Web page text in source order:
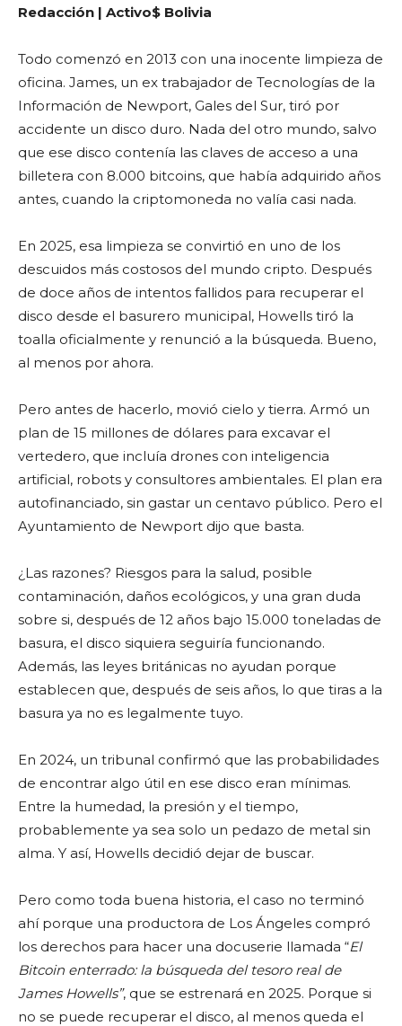
Redacción | Activo$ Bolivia
Todo comenzó en 2013 con una inocente limpieza de
oficina. James, un ex trabajador de Tecnologías de la
Información de Newport, Gales del Sur, tiró por
accidente un disco duro. Nada del otro mundo, salvo
que ese disco contenía las claves de acceso a una
billetera con 8.000 bitcoins, que había adquirido años
antes, cuando la criptomoneda no valía casi nada.
En 2025, esa limpieza se convirtió en uno de los
descuidos más costosos del mundo cripto. Después
de doce años de intentos fallidos para recuperar el
disco desde el basurero municipal, Howells tiró la
toalla oficialmente y renunció a la búsqueda. Bueno,
al menos por ahora.
Pero antes de hacerlo, movió cielo y tierra. Armó un
plan de 15 millones de dólares para excavar el
vertedero, que incluía drones con inteligencia
artificial, robots y consultores ambientales. El plan era
autofinanciado, sin gastar un centavo público. Pero el
Ayuntamiento de Newport dijo que basta.
¿Las razones? Riesgos para la salud, posible
contaminación, daños ecológicos, y una gran duda
sobre si, después de 12 años bajo 15.000 toneladas de
basura, el disco siquiera seguiría funcionando.
Además, las leyes británicas no ayudan porque
establecen que, después de seis años, lo que tiras a la
basura ya no es legalmente tuyo.
En 2024, un tribunal confirmó que las probabilidades
de encontrar algo útil en ese disco eran mínimas.
Entre la humedad, la presión y el tiempo,
probablemente ya sea solo un pedazo de metal sin
alma. Y así, Howells decidió dejar de buscar.
Pero como toda buena historia, el caso no terminó
ahí porque una productora de Los Ángeles compró
los derechos para hacer una docuserie llamada “El
Bitcoin enterrado: la búsqueda del tesoro real de
James Howells”, que se estrenará en 2025. Porque si
no se puede recuperar el disco, al menos queda el